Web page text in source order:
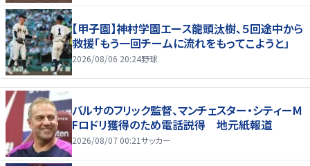
【甲子園】神村学園エース龍頭汰樹、５回途中から
救援「もう一回チームに流れをもってこようと」
2026/08/06 20:24野球
バルサのフリック監督、マンチェスター・シティーM
Fロドリ獲得のため電話説得 地元紙報道
2026/08/07 00:21サッカー